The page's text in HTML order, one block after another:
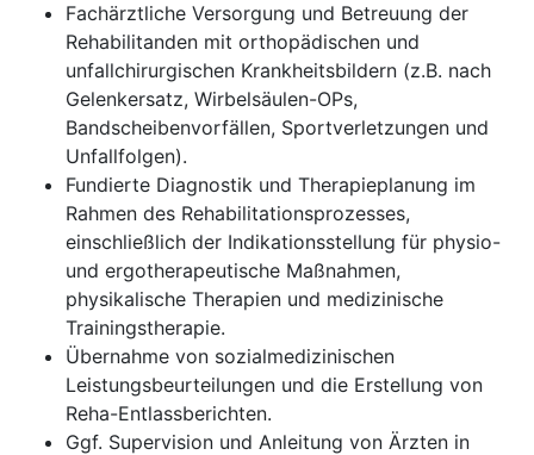
Fachärztliche Versorgung und Betreuung der
Rehabilitanden mit orthopädischen und
unfallchirurgischen Krankheitsbildern (z.B. nach
Gelenkersatz, Wirbelsäulen-OPs,
Bandscheibenvorfällen, Sportverletzungen und
Unfallfolgen).
Fundierte Diagnostik und Therapieplanung im
Rahmen des Rehabilitationsprozesses,
einschließlich der Indikationsstellung für physio-
und ergotherapeutische Maßnahmen,
physikalische Therapien und medizinische
Trainingstherapie.
Übernahme von sozialmedizinischen
Leistungsbeurteilungen und die Erstellung von
Reha-Entlassberichten.
Ggf. Supervision und Anleitung von Ärzten in